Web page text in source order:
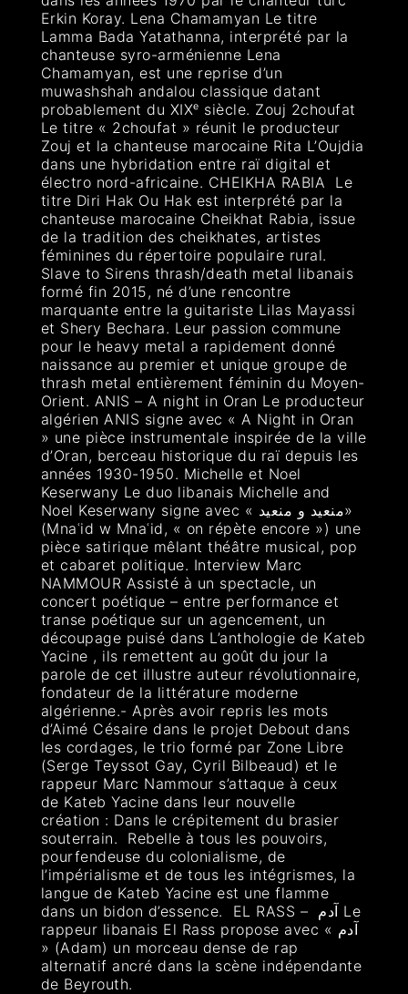
Erkin Koray. Lena Chamamyan Le titre
Lamma Bada Yatathanna, interprété par la
chanteuse syro-arménienne Lena
Chamamyan, est une reprise d’un
muwashshah andalou classique datant
probablement du XIXᵉ siècle. Zouj 2choufat
Le titre « 2choufat » réunit le producteur
Zouj et la chanteuse marocaine Rita L’Oujdia
dans une hybridation entre raï digital et
électro nord-africaine. CHEIKHA RABIA Le
titre Diri Hak Ou Hak est interprété par la
chanteuse marocaine Cheikhat Rabia, issue
de la tradition des cheikhates, artistes
féminines du répertoire populaire rural.
Slave to Sirens thrash/death metal libanais
formé fin 2015, né d’une rencontre
marquante entre la guitariste Lilas Mayassi
et Shery Bechara. Leur passion commune
pour le heavy metal a rapidement donné
naissance au premier et unique groupe de
thrash metal entièrement féminin du Moyen-
Orient. ANIS – A night in Oran Le producteur
algérien ANIS signe avec « A Night in Oran
» une pièce instrumentale inspirée de la ville
d’Oran, berceau historique du raï depuis les
années 1930-1950. Michelle et Noel
Keserwany Le duo libanais Michelle and
Noel Keserwany signe avec « منعيد و منعيد»
(Mnaʿid w Mnaʿid, « on répète encore ») une
pièce satirique mêlant théâtre musical, pop
et cabaret politique. Interview Marc
NAMMOUR Assisté à un spectacle, un
concert poétique – entre performance et
transe poétique sur un agencement, un
découpage puisé dans L’anthologie de Kateb
Yacine , ils remettent au goût du jour la
parole de cet illustre auteur révolutionnaire,
fondateur de la littérature moderne
algérienne.- Après avoir repris les mots
d’Aimé Césaire dans le projet Debout dans
les cordages, le trio formé par Zone Libre
(Serge Teyssot Gay, Cyril Bilbeaud) et le
rappeur Marc Nammour s’attaque à ceux
de Kateb Yacine dans leur nouvelle
création : Dans le crépitement du brasier
souterrain. Rebelle à tous les pouvoirs,
pourfendeuse du colonialisme, de
l’impérialisme et de tous les intégrismes, la
langue de Kateb Yacine est une flamme
dans un bidon d’essence. EL RASS – آدم Le
rappeur libanais El Rass propose avec « آدم
» (Adam) un morceau dense de rap
alternatif ancré dans la scène indépendante
de Beyrouth.